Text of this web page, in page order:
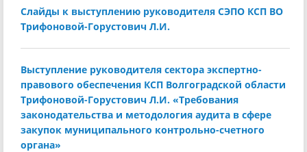
Слайды к выступлению руководителя СЭПО КСП ВО
Трифоновой-Горустович Л.И.
Выступление руководителя сектора экспертно-
правового обеспечения КСП Волгоградской области
Трифоновой-Горустович Л.И. «Требования
законодательства и методология аудита в сфере
закупок муниципального контрольно-счетного
органа»